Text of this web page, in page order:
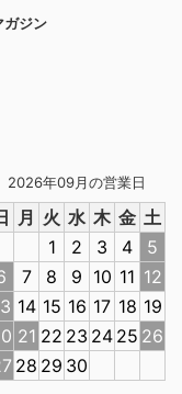
2026年09月の営業日
月 火 水 木 金 土
1
2 3 4
5
7 8 9 10 11 12
14 15 16 17 18 19
21 22 23 24 25 26
28 29 30
ガジン